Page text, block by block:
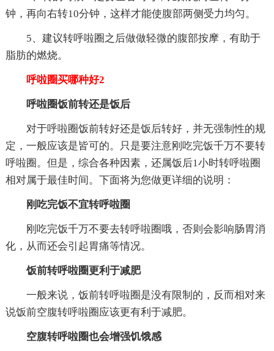
钟，再向右转10分钟，这样才能使腹部两侧受力均匀。
5、建议转呼啦圈之后做做轻微的腹部按摩，有助于
脂肪的燃烧。
呼啦圈买哪种好2
呼啦圈饭前转还是饭后
对于呼啦圈饭前转好还是饭后转好，并无强制性的规
定，一般应该是皆可的。只是要注意刚吃完饭千万不要转
呼啦圈。但是，综合各种因素，还属饭后1小时转呼啦圈
相对属于最佳时间。下面将为您做更详细的说明：
刚吃完饭不宜转呼啦圈
刚吃完饭千万不要去转呼啦圈哦，否则会影响肠胃消
化，从而还会引起胃痛等情况。
饭前转呼啦圈更利于减肥
一般来说，饭前转呼啦圈是没有限制的，反而相对来
说饭前空腹转呼啦圈应该更有利于减肥。
空腹转呼啦圈也会增强饥饿感